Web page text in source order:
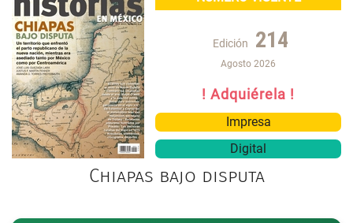
Edición 214
Agosto 2026
! Adquiérela !
Impresa
Digital
Chiapas bajo disputa